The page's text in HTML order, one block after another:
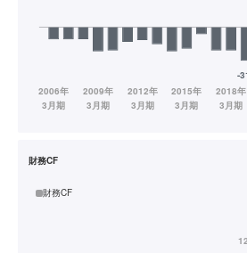
財務CF
財務CF